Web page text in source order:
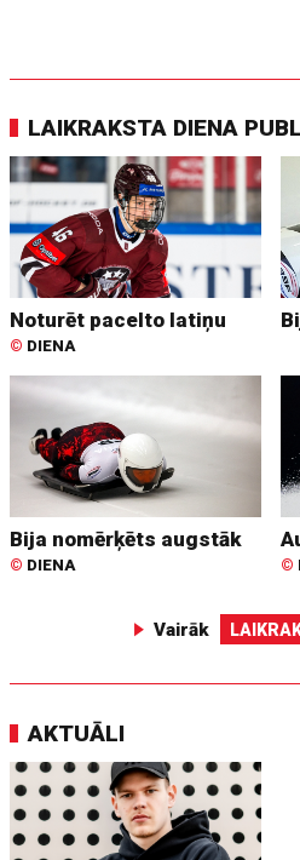
LAIKRAKSTA DIENA
Noturēt pacelto latiņu
© DIENA
Bija nomērķēts augstāk
© DIENA ©
Vairāk
AKTUĀLI